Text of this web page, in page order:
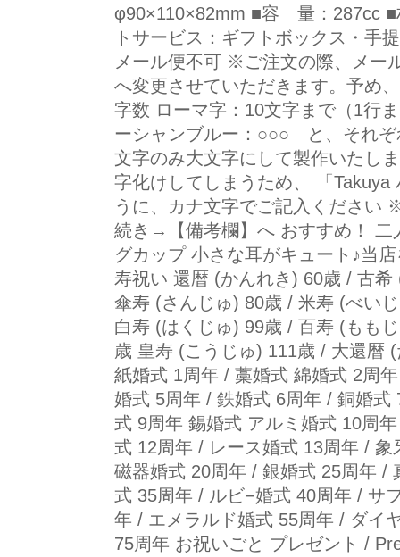
φ90×110×82mm ■容 量：287cc
トサービス：ギフトボックス・手
メール便不可 ※ご注文の際、メー
へ変更させていただきます。予め
字数 ローマ字：10文字まで（1行
ーシャンブルー：○○○ と、それ
文字のみ大文字にして製作いたし
字化けしてしまうため、 「
うに、カナ文字でご記入くださ
続き→【備考欄】へ おすすめ！
グカップ 小さな耳がキュート♪当
寿祝い 還暦 (かんれき) 60歳 / 古
傘寿 (さんじゅ) 80歳 / 米寿 (べい
白寿 (はくじゅ) 99歳 / 百寿 (もも
歳 皇寿 (こうじゅ) 111歳 / 大還暦
紙婚式 1周年 / 藁婚式 綿婚式 2周
婚式 5周年 / 鉄婚式 6周年 / 銅婚
式 9周年 錫婚式 アルミ婚式 10周
式 12周年 / レース婚式 13周年 /
磁器婚式 20周年 / 銀婚式 25周年 /
式 35周年 / ルビ−婚式 40周年 / サ
年 / エメラルド婚式 55周年 / ダイ
75周年 お祝いごと プレゼント /